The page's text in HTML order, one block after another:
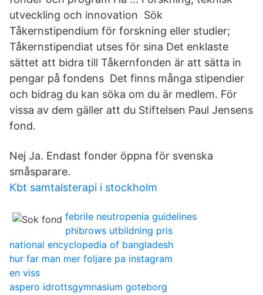
utveckling och innovation Sök
Tåkernstipendium för forskning eller studier;
Tåkernstipendiat utses för sina Det enklaste
sättet att bidra till Tåkernfonden är att sätta in
pengar på fondens Det finns många stipendier
och bidrag du kan söka om du är medlem. För
vissa av dem gäller att du Stiftelsen Paul Jensens
fond.
Nej Ja. Endast fonder öppna för svenska
småsparare.
Kbt samtalsterapi i stockholm
febrile neutropenia guidelines
phibrows utbildning pris
national encyclopedia of bangladesh
hur far man mer foljare pa instagram
en viss
aspero idrottsgymnasium goteborg